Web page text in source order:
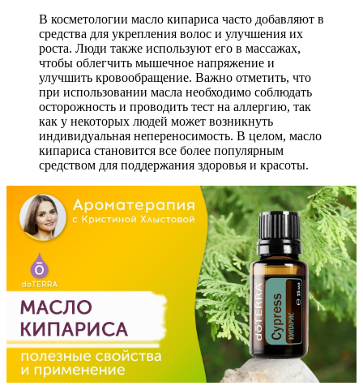
В косметологии масло кипариса часто добавляют в
средства для укрепления волос и улучшения их
роста. Люди также используют его в массажах,
чтобы облегчить мышечное напряжение и
улучшить кровообращение. Важно отметить, что
при использовании масла необходимо соблюдать
осторожность и проводить тест на аллергию, так
как у некоторых людей может возникнуть
индивидуальная непереносимость. В целом, масло
кипариса становится все более популярным
средством для поддержания здоровья и красоты.